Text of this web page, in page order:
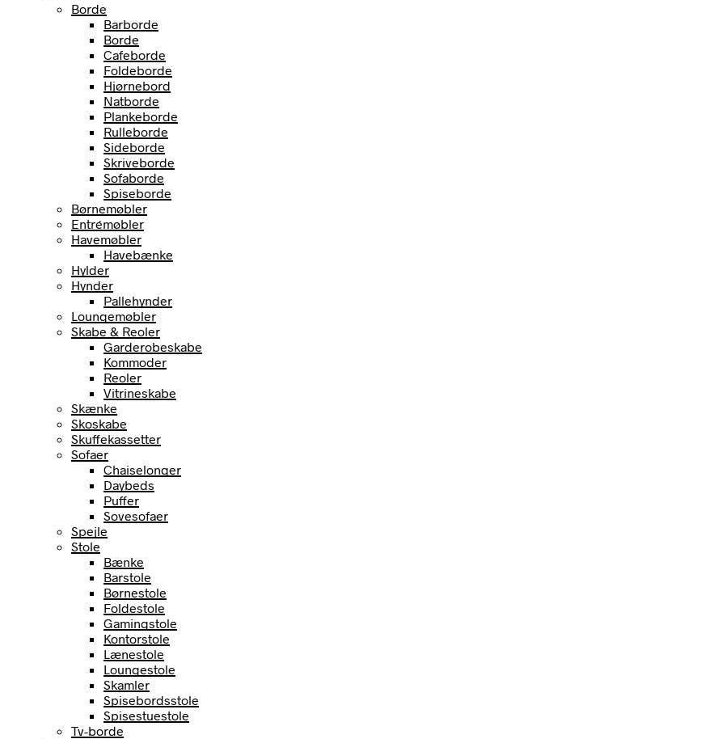
Borde
Barborde
Borde
Cafeborde
Foldeborde
Hjørnebord
Natborde
Plankeborde
Rulleborde
Sideborde
Skriveborde
Sofaborde
Spiseborde
Børnemøbler
Entrémøbler
Havemøbler
Havebænke
Hylder
Hynder
Pallehynder
Loungemøbler
Skabe & Reoler
Garderobeskabe
Kommoder
Reoler
Vitrineskabe
Skænke
Skoskabe
Skuffekassetter
Sofaer
Chaiselonger
Daybeds
Puffer
Sovesofaer
Spejle
Stole
Bænke
Barstole
Børnestole
Foldestole
Gamingstole
Kontorstole
Lænestole
Loungestole
Skamler
Spisebordsstole
Spisestuestole
Tv-borde